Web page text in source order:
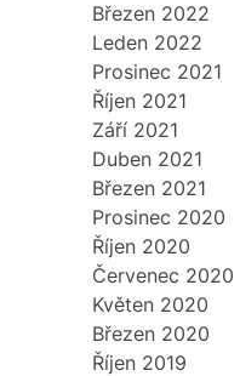
Březen 2022
Leden 2022
Prosinec 2021
Říjen 2021
Září 2021
Duben 2021
Březen 2021
Prosinec 2020
Říjen 2020
Červenec 2020
Květen 2020
Březen 2020
Říjen 2019